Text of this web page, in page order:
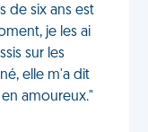
de six ans est
je les ai
sur les
elle m'a dit
amoureux."